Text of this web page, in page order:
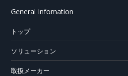
General Infomation
トップ
ソリューション
取扱メーカー